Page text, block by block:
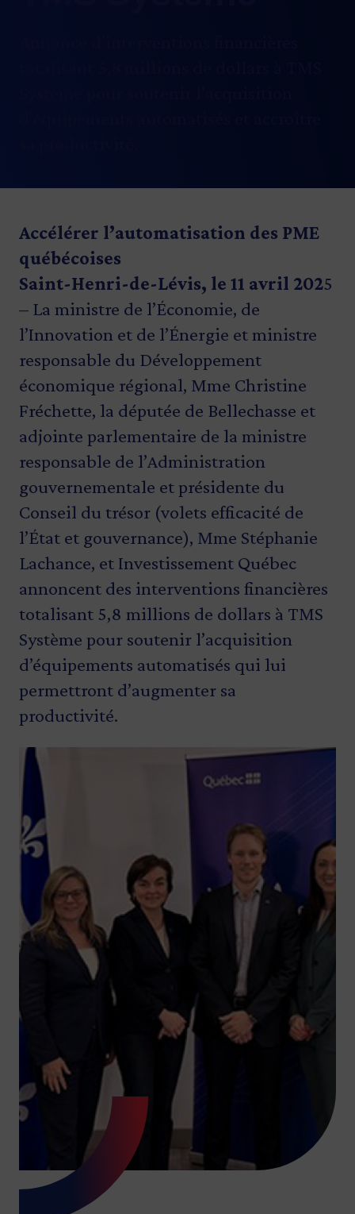
Accélérer l’automatisation des PME
québécoises
Saint-Henri-de-Lévis, le 11 avril 2025
– La ministre de l’Économie, de
l’Innovation et de l’Énergie et ministre
responsable du Développement
économique régional, Mme Christine
Fréchette, la députée de Bellechasse et
adjointe parlementaire de la ministre
responsable de l’Administration
gouvernementale et présidente du
Conseil du trésor (volets efficacité de
l’État et gouvernance), Mme Stéphanie
Lachance, et Investissement Québec
annoncent des interventions financières
totalisant 5,8 millions de dollars à TMS
Système pour soutenir l’acquisition
d’équipements automatisés qui lui
permettront d’augmenter sa
productivité.
Image